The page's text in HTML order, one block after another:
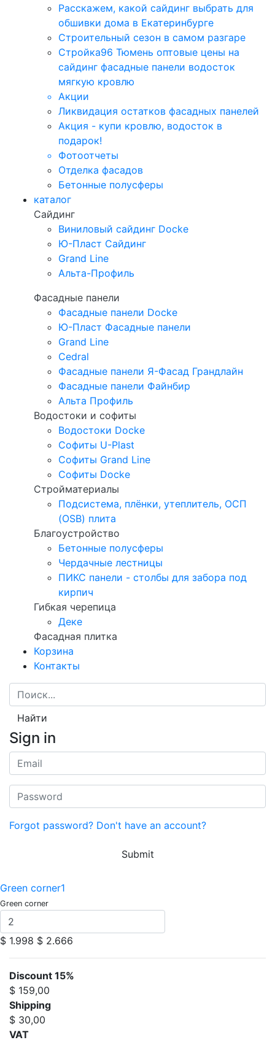
Расскажем, какой сайдинг выбрать для
обшивки дома в Екатеринбурге
Строительный сезон в самом разгаре
Стройка96 Тюмень оптовые цены на
сайдинг фасадные панели водосток
мягкую кровлю
Акции
Ликвидация остатков фасадных панелей
Акция - купи кровлю, водосток в
подарок!
Фотоотчеты
Отделка фасадов
Бетонные полусферы
каталог
Сайдинг
Виниловый сайдинг Docke
Ю-Пласт Сайдинг
Grand Line
Альта-Профиль
Фасадные панели
Фасадные панели Docke
Ю-Пласт Фасадные панели
Grand Line
Cedral
Фасадные панели Я-Фасад Грандлайн
Фасадные панели Файнбир
Альта Профиль
Водостоки и софиты
Водостоки Docke
Софиты U-Plast
Софиты Grand Line
Софиты Docke
Стройматериалы
Подсистема, плёнки, утеплитель, ОСП
(OSB) плита
Благоустройство
Бетонные полусферы
Чердачные лестницы
ПИКС панели - столбы для забора под
кирпич
Гибкая черепица
Деке
Фасадная плитка
Корзина
Контакты
Найти
Sign in
Forgot password? Don't have an account?
Submit
Green corner1
Green corner
$ 1.998 $ 2.666
Discount 15%
$ 159,00
Shipping
$ 30,00
VAT